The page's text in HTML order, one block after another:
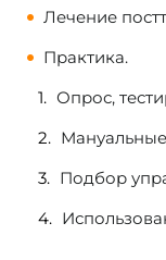
Лечение
Практика.
Опрос,
Подбор